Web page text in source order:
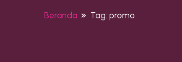
Beranda Tag: promo